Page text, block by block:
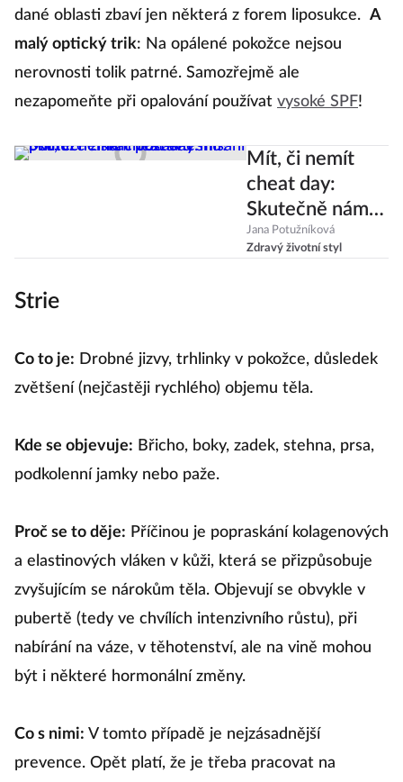
dané oblasti zbaví jen některá z forem liposukce. A
malý optický trik: Na opálené pokožce nejsou
nerovnosti tolik patrné. Samozřejmě ale
nezapomeňte při opalování používat vysoké SPF!
Mít, či nemít
cheat day:
Skutečně nám
občasné mlsání
pomůže získat
Jana Potužníková
Zdravý životní styl
Strie
Co to je: Drobné jizvy, trhlinky v pokožce, důsledek
zvětšení (nejčastěji rychlého) objemu těla.
Kde se objevuje: Břicho, boky, zadek, stehna, prsa,
podkolenní jamky nebo paže.
Proč se to děje: Příčinou je popraskání kolagenových
a elastinových vláken v kůži, která se přizpůsobuje
zvyšujícím se nárokům těla. Objevují se obvykle v
pubertě (tedy ve chvílích intenzivního růstu), při
nabírání na váze, v těhotenství, ale na vině mohou
být i některé hormonální změny.
Co s nimi: V tomto případě je nejzásadnější
prevence. Opět platí, že je třeba pracovat na